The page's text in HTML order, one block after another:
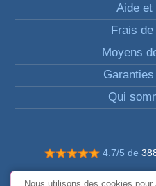
Aide et
Frais
Moyens
Qui
4.7/5 de
© Tous droits
Nous utilisons des cookies